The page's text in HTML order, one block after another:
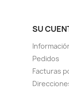
SU
Pedidos
Facturas